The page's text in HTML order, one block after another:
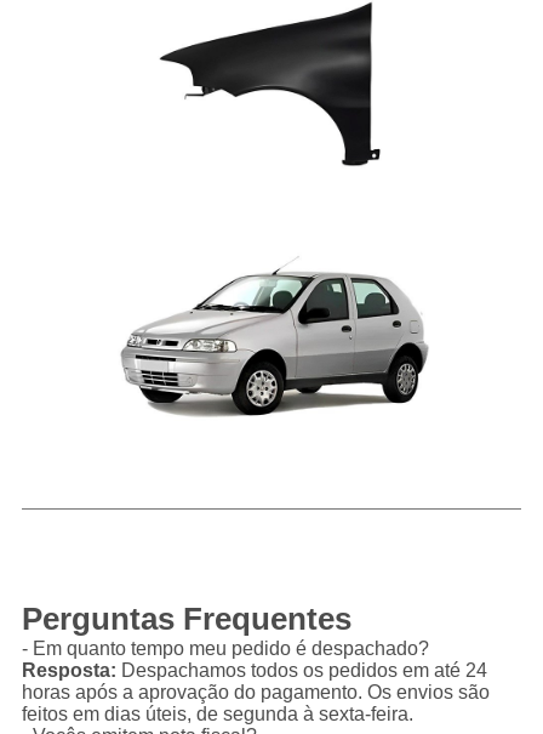
Perguntas Frequentes
- Em quanto tempo meu pedido é despachado?
Resposta: Despachamos todos os pedidos em até 24
horas após a aprovação do pagamento. Os envios são
feitos em dias úteis, de segunda à sexta-feira.